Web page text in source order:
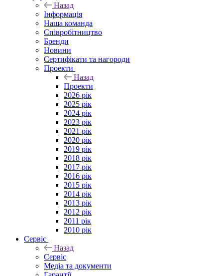
Назад
Інформація
Наша команда
Співробітництво
Бренди
Новини
Сертифікати та нагороди
Проекти
Назад
Проекти
2026 рік
2025 рік
2024 рік
2023 рік
2021 рік
2020 рік
2019 рік
2018 рік
2017 рік
2016 рік
2015 рік
2014 рік
2013 рік
2012 рік
2011 рік
2010 рік
Сервіс
Назад
Сервіс
Медіа та документи